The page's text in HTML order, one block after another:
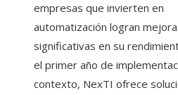
empresas que invierten en
automatización logran
significativas en su
el primer año de
contexto, NexTI ofrece